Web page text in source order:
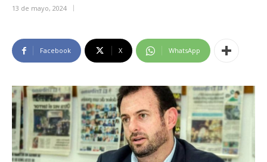
13 de mayo, 2024
Facebook X WhatsApp